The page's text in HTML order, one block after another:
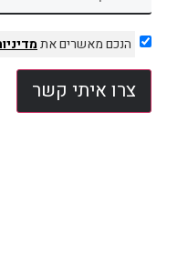
הנכם מאשרים את
צרו איתי קשר